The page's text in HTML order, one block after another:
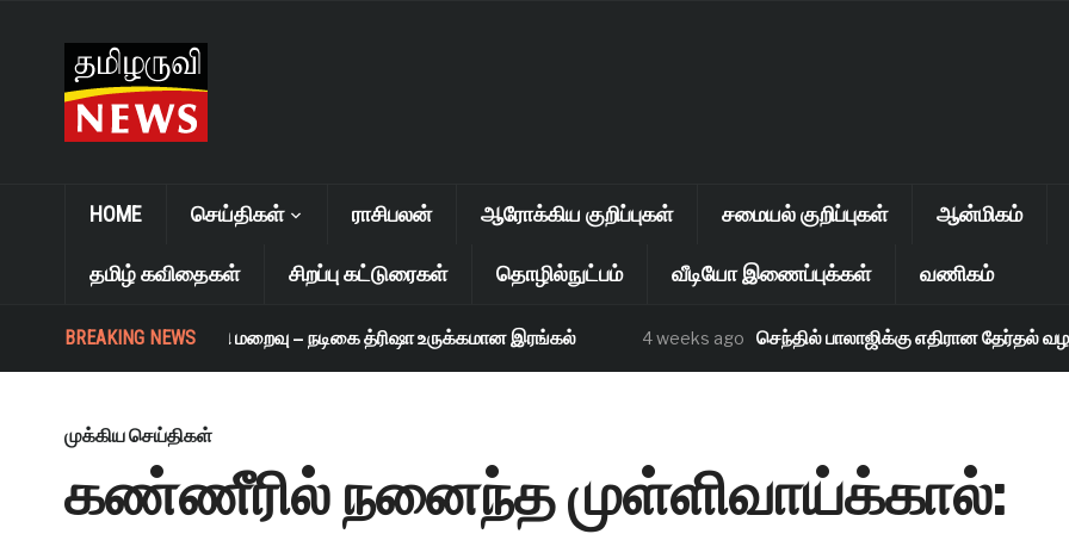
HOME செய்திகள் ராசிபலன் ஆரோக்கிய குறிப்புகள் சமையல் குறிப்புகள் ஆன்மிகம்
தமிழ் கவிதைகள் சிறப்பு கட்டுரைகள் தொழில்நுட்பம் வீடியோ இணைப்புக்கள் வணிகம்
BREAKING NEWS
எஸ். ஜானகி மறைவு – நடிகை த்ரிஷா உருக்கமான இரங்கல் 4 weeks ago செந்தில் பாலாஜிக்கு எதிரான தேர்தல்
முக்கிய செய்திகள்
கண்ணீரில் நனைந்த முள்ளிவாய்க்கால்: